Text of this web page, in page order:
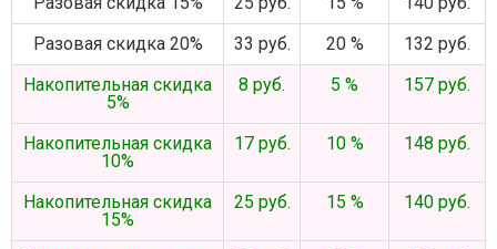
Разовая скидка 20%
33 руб. 20 %
132 руб.
Накопительная скидка
5%
8 руб. 5 % 157 руб.
Накопительная скидка
10%
17 руб. 10 % 148 руб.
Накопительная скидка
15%
25 руб. 15 % 140 руб.